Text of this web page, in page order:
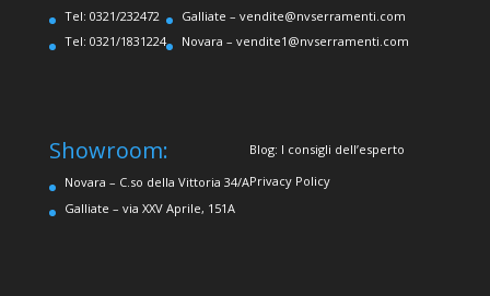
Tel: 0321/232472
Tel: 0321/1831224
Galliate – vendite@nvserramenti.com
Novara – vendite1@nvserramenti.com
Showroom:
Novara – C.so della Vittoria 34/A
Galliate – via XXV Aprile, 151A
Blog: I consigli dell’esperto
Privacy Policy